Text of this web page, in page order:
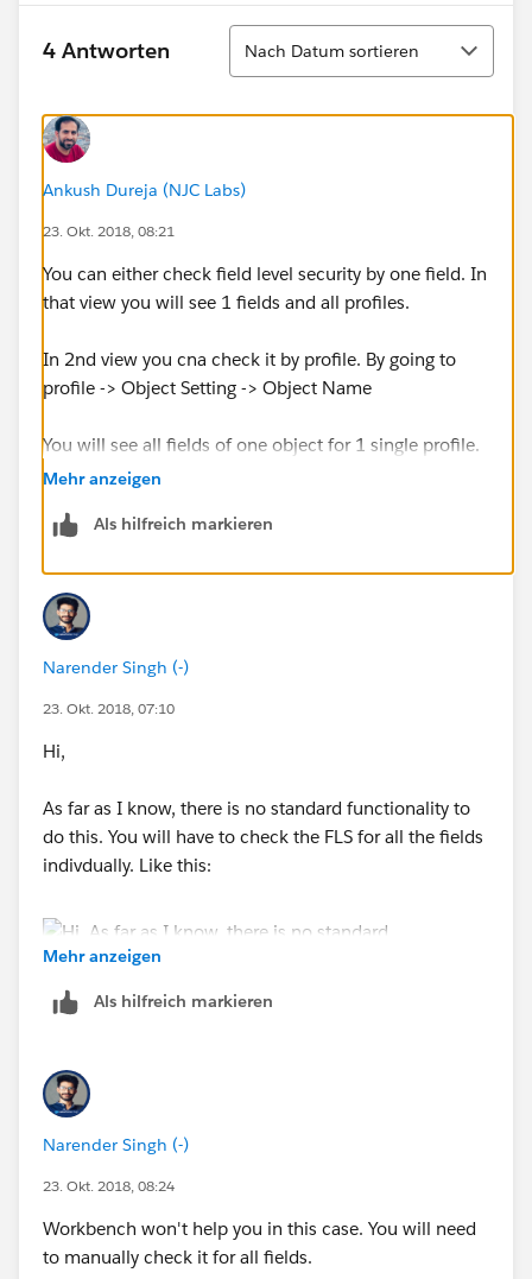
4 Antworten
Sortieren
Nach Datum sortieren
Ankush Dureja (NJC Labs)
23. Okt. 2018, 08:21
You can either check field level security by one field. In
that view you will see 1 fields and all profiles.
In 2nd view you cna check it by profile. By going to
profile -> Object Setting -> Object Name
You will see all fields of one object for 1 single profile.
Mehr anzeigen
Als hilfreich markieren
Narender Singh (-)
23. Okt. 2018, 07:10
Hi,
As far as I know, there is no standard functionality to
do this. You will have to check the FLS for all the fields
indivdually. Like this:
Mehr anzeigen
Als hilfreich markieren
Narender Singh (-)
23. Okt. 2018, 08:24
Workbench won't help you in this case. You will need
to manually check it for all fields.